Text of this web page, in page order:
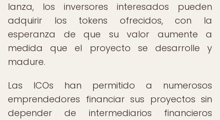
lanza, los inversores interesados pueden
adquirir los tokens ofrecidos, con la
esperanza de que su valor aumente a
medida que el proyecto se desarrolle y
madure.
Las ICOs han permitido a numerosos
emprendedores financiar sus proyectos sin
depender de intermediarios financieros